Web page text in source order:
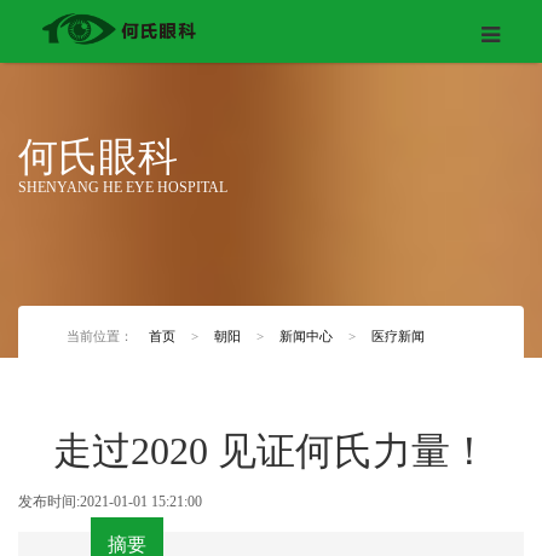
何氏眼科
SHENYANG HE EYE HOSPITAL
当前位置： 首页 > 朝阳 > 新闻中心 > 医疗新闻
走过2020 见证何氏力量！
发布时间:2021-01-01 15:21:00
摘要